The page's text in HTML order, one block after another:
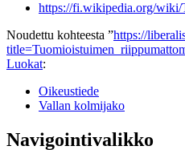
https://fi.wikipedia.org/wiki/
Noudettu kohteesta ”https://
Luokat:
Oikeustiede
Vallan kolmijako
Navigointivalikko